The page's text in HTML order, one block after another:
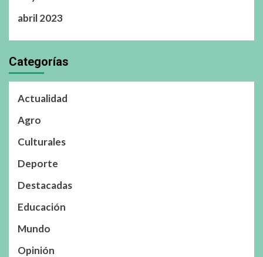
abril 2023
Categorías
Actualidad
Agro
Culturales
Deporte
Destacadas
Educación
Mundo
Opinión